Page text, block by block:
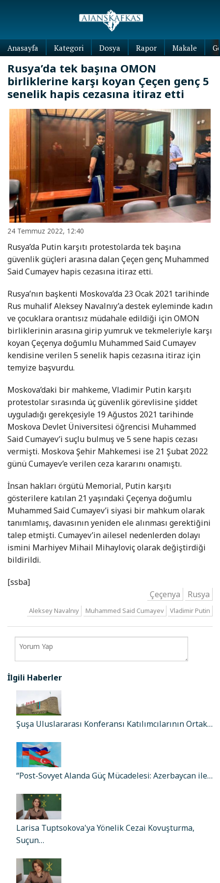
Anasayfa Kategori Dosya Rapor Makale
Rusya’da tek başına OMON
birliklerine karşı koyan Çeçen genç 5
senelik hapis cezasına itiraz etti
24 Temmuz 2022, 12:40
Rusya’da Putin karşıtı protestolarda tek başına
güvenlik güçleri arasına dalan Çeçen genç Muhammed
Said Cumayev hapis cezasına itiraz etti.
Rusya’nın başkenti Moskova’da 23 Ocak 2021 tarihinde
Rus muhalif Aleksey Navalnıy’a destek eyleminde kadın
ve çocuklara orantısız müdahale edildiği için OMON
birliklerinin arasına girip yumruk ve tekmeleriyle karşı
koyan Çeçenya doğumlu Muhammed Said Cumayev
kendisine verilen 5 senelik hapis cezasına itiraz için
temyize başvurdu.
Moskova’daki bir mahkeme, Vladimir Putin karşıtı
protestolar sırasında üç güvenlik görevlisine şiddet
uyguladığı gerekçesiyle 19 Ağustos 2021 tarihinde
Moskova Devlet Üniversitesi öğrencisi Muhammed
Said Cumayev’i suçlu bulmuş ve 5 sene hapis cezası
vermişti. Moskova Şehir Mahkemesi ise 21 Şubat 2022
günü Cumayev’e verilen ceza kararını onamıştı.
İnsan hakları örgütü Memorial, Putin karşıtı
gösterilere katılan 21 yaşındaki Çeçenya doğumlu
Muhammed Said Cumayev’i siyasi bir mahkum olarak
tanımlamış, davasının yeniden ele alınması gerektiğini
talep etmişti. Cumayev’in ailesel nedenlerden dolayı
ismini Marhiyev Mihail Mihayloviç olarak değiştirdiği
bildirildi.
[ssba]
Çeçenya
Rusya
Aleksey Navalnıy Muhammed Said Cumayev Vladimir Putin
İlgili Haberler
Şuşa Uluslararası Konferansı Katılımcılarının Ortak…
“Post-Sovyet Alanda Güç Mücadelesi: Azerbaycan ile…
Larisa Tuptsokova'ya Yönelik Cezai Kovuşturma,
Suçun…